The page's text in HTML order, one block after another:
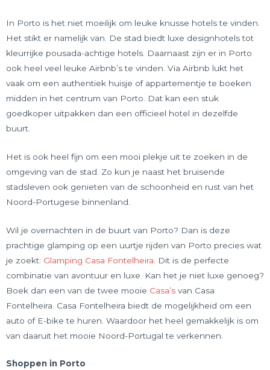
In Porto is het niet moeilijk om leuke knusse hotels te vinden.
Het stikt er namelijk van. De stad biedt luxe designhotels tot
kleurrijke pousada-achtige hotels. Daarnaast zijn er in Porto
ook heel veel leuke Airbnb’s te vinden. Via Airbnb lukt het
vaak om een authentiek huisje of appartementje te boeken
midden in het centrum van Porto. Dat kan een stuk
goedkoper uitpakken dan een officieel hotel in dezelfde
buurt.
Het is ook heel fijn om een mooi plekje uit te zoeken in de
omgeving van de stad. Zo kun je naast het bruisende
stadsleven ook genieten van de schoonheid en rust van het
Noord-Portugese binnenland.
Wil je overnachten in de buurt van Porto? Dan is deze
prachtige glamping op een uurtje rijden van Porto precies wat
je zoekt: Glamping Casa Fontelheira . Dit is de perfecte
combinatie van avontuur en luxe. Kan het je niet luxe genoeg?
Boek dan een van de twee mooie Casa’s van Casa
Fontelheira. Casa Fontelheira biedt de mogelijkheid om een
auto of E-bike te huren. Waardoor het heel gemakkelijk is om
van daaruit het mooie Noord-Portugal te verkennen.
Shoppen in Porto